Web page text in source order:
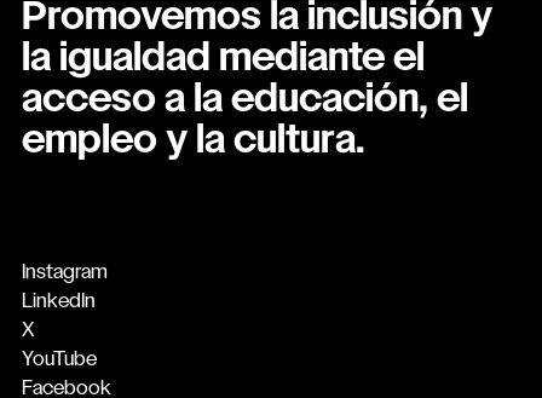
Promovemos la inclusión y
la igualdad mediante el
acceso a la educación, el
empleo y la cultura.
Instagram
LinkedIn
X
YouTube
Facebook